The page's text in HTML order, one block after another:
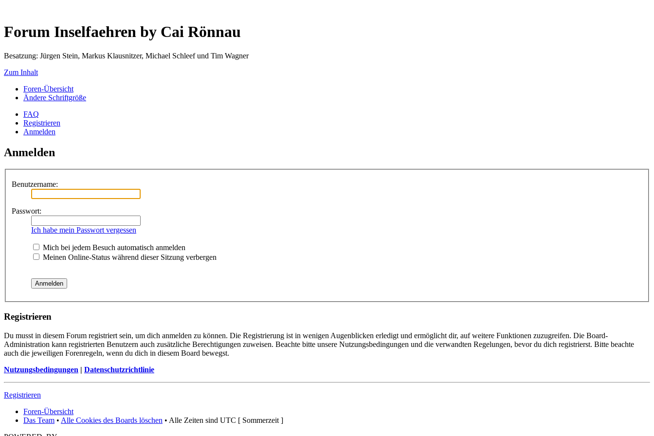
Forum Inselfaehren by Cai Rönnau
Besatzung: Jürgen Stein, Markus Klausnitzer, Michael Schleef und Tim Wagner
Zum Inhalt
Foren-Übersicht
Ändere Schriftgröße
FAQ
Registrieren
Anmelden
Anmelden
Benutzername:
Passwort:
Ich habe mein Passwort vergessen
Mich bei jedem Besuch automatisch anmelden
Meinen Online-Status während dieser Sitzung verbergen
Registrieren
Du musst in diesem Forum registriert sein, um dich anmelden zu können. Die Registrierung ist in wenigen Augenblicken erledigt und ermöglicht dir, auf weitere Funktionen zuzugreifen. Die Board-
Administration kann registrierten Benutzern auch zusätzliche Berechtigungen zuweisen. Beachte bitte unsere Nutzungsbedingungen und die verwandten Regelungen, bevor du dich registrierst. Bitte beachte
auch die jeweiligen Forenregeln, wenn du dich in diesem Board bewegst.
Nutzungsbedingungen | Datenschutzrichtlinie
Registrieren
Foren-Übersicht
Das Team • Alle Cookies des Boards löschen • Alle Zeiten sind UTC [ Sommerzeit ]